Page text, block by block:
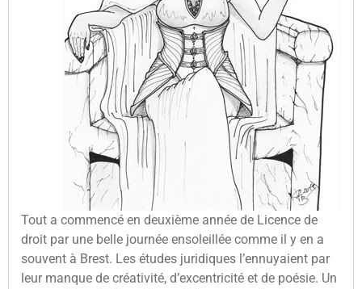
Tout a commencé en deuxième année de Licence de
droit par une belle journée ensoleillée comme il y en a
souvent à Brest. Les études juridiques l’ennuyaient par
leur manque de créativité, d’excentricité et de poésie. Un